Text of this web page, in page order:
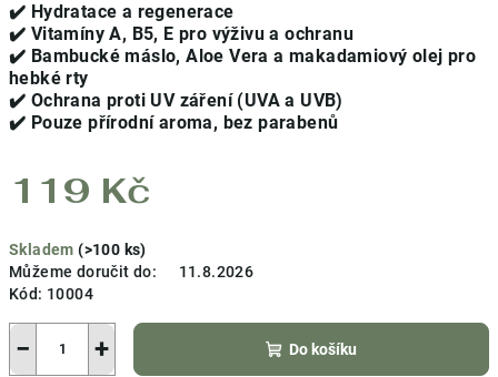
✔️ Hydratace a regenerace
✔️ Vitamíny A, B5, E pro výživu a ochranu
✔️ Bambucké máslo, Aloe Vera a makadamiový olej pro
hebké rty
✔️ Ochrana proti UV záření (UVA a UVB)
✔️ Pouze přírodní aroma, bez parabenů
119 Kč
cena:
Skladem(>100 ks)
Můžeme doručit do:
11.8.2026
Kód: 10004
+
− Do košíku